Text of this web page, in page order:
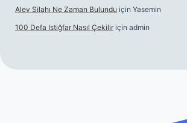
Alev Silahı Ne Zaman Bulundu için Yasemin
100 Defa Istiğfar Nasıl Çekilir için admin